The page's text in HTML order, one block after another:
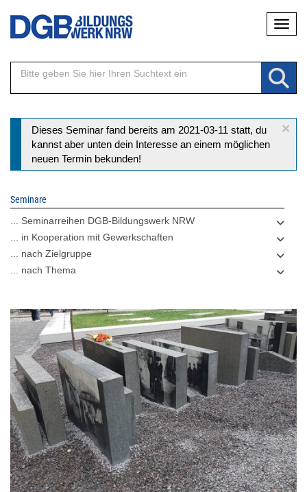
Direkt
Inhalt
×
Statusmeldung
Dieses Seminar fand bereits am 2021-03-11 statt, du
kannst aber unten dein Interesse an einem möglichen
neuen Termin bekunden!
Seminare
... Seminarreihen DGB-Bildungswerk NRW
... in Kooperation mit Gewerkschaften
... nach Zielgruppe
... nach Thema